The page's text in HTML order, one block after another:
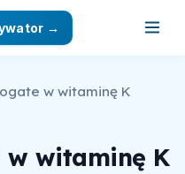
→
w witaminę K
witaminę K